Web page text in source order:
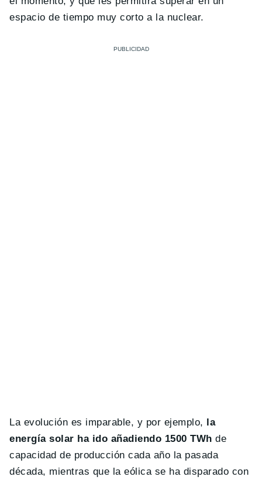
espacio de tiempo muy corto a la nuclear.
La evolución es imparable, y por ejemplo,
la
energía solar ha ido añadiendo 1500 TWh de
capacidad de producción cada año la pasada
década, mientras que la eólica se ha disparado con